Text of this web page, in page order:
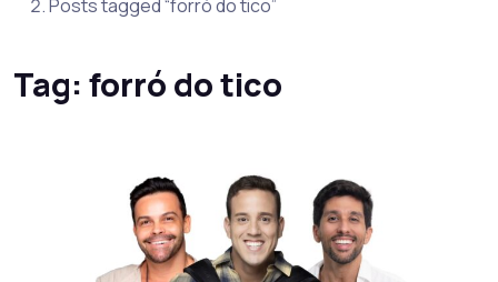
Posts tagged “forró do tico”
Tag: forró do tico